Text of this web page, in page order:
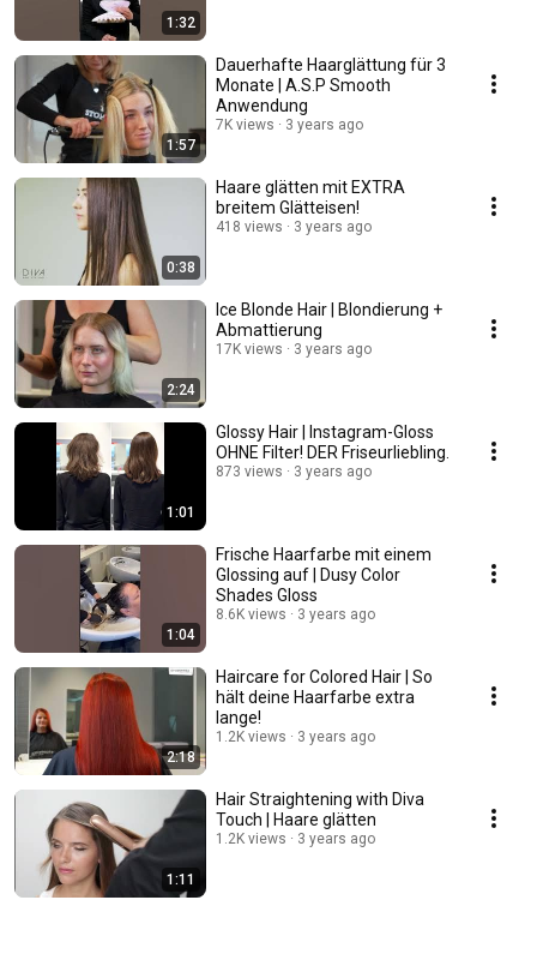
1:32
1:57
Dauerhafte Haarglättung für 3
Monate | A.S.P Smooth
Anwendung
7K views 3 years ago
0:38
Haare glätten mit EXTRA
breitem Glätteisen!
418 views 3 years ago
2:24
Ice Blonde Hair | Blondierung +
Abmattierung
17K views 3 years ago
1:01
Glossy Hair | Instagram-Gloss
OHNE Filter! DER Friseurliebling.
873 views 3 years ago
1:04
Frische Haarfarbe mit einem
Glossing auf | Dusy Color
Shades Gloss
8.6K views 3 years ago
2:18
Haircare for Colored Hair | So
hält deine Haarfarbe extra
lange!
1.2K views 3 years ago
1:11
Hair Straightening with Diva
Touch | Haare glätten
1.2K views 3 years ago